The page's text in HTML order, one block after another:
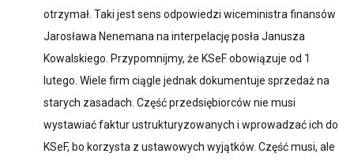
otrzymał. Taki jest sens odpowiedzi wiceministra finansów
Jarosława Nenemana na interpelację posła Janusza
Kowalskiego. Przypomnijmy, że KSeF obowiązuje od 1
lutego. Wiele firm ciągle jednak dokumentuje sprzedaż na
starych zasadach. Część przedsiębiorców nie musi
wystawiać faktur ustrukturyzowanych i wprowadzać ich do
KSeF, bo korzysta z ustawowych wyjątków. Część musi, ale